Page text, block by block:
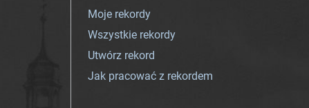
Moje rekordy
Wszystkie rekordy
Utwórz rekord
Jak pracować z rekordem